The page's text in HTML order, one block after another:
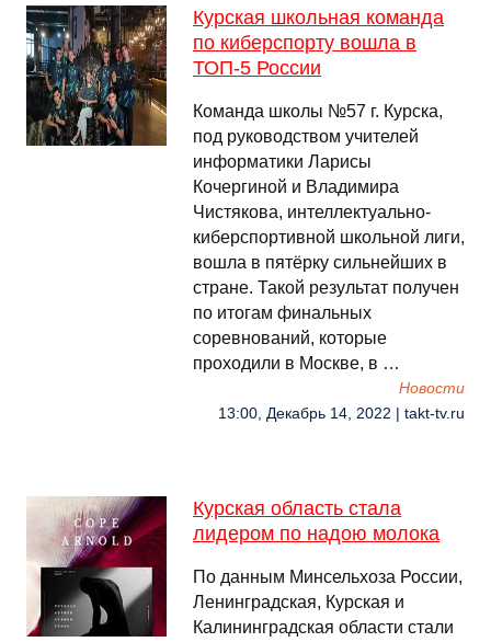
Курская школьная команда
по киберспорту вошла в
ТОП-5 России
Команда школы №57 г. Курска,
под руководством учителей
информатики Ларисы
Кочергиной и Владимира
Чистякова, интеллектуально-
киберспортивной школьной лиги,
вошла в пятёрку сильнейших в
стране. Такой результат получен
по итогам финальных
соревнований, которые
проходили в Москве, в …
Новости
13:00, Декабрь 14, 2022 | takt-tv.ru
Курская область стала
лидером по надою молока
По данным Минсельхоза России,
Ленинградская, Курская и
Калининградская области стали